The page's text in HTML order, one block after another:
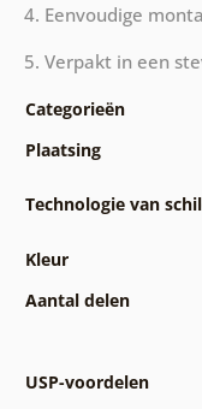
4. Eenvoudige
5. Verpakt in een
Categorieën
Plaatsing
Technologie van
Kleur
Aantal delen
USP-voordelen